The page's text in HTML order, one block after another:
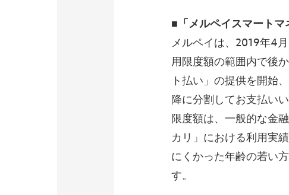
■「メルペイスマートマ
メルペイは、2019年4
用限度額の範囲内で後
ト払い」の提供を開始
降に分割してお支払い
限度額は、一般的な金
カリ」における利用実
にくかった年齢の若い
す。